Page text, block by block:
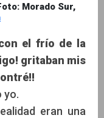
Morado Sur,
el frío de la
gritaban mis
yo.
eran una